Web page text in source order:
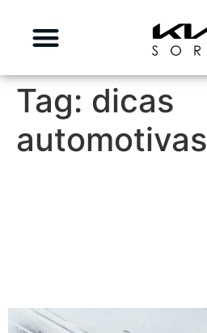
Tag: dicas
automotivas